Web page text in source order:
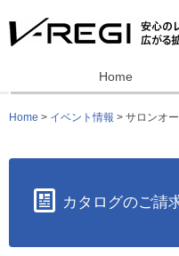
Home
Home > イベント情報 > サロンオ
カタログのご請